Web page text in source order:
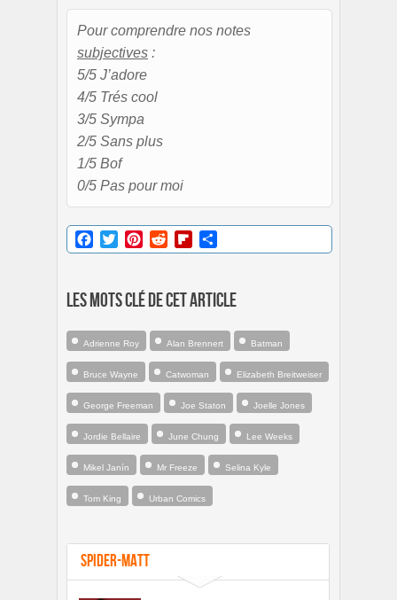
Pour comprendre nos notes
subjectives :
5/5 J’adore
4/5 Trés cool
3/5 Sympa
2/5 Sans plus
1/5 Bof
0/5 Pas pour moi
Facebook
TwitterPinterestRedditFlipboard
Les mots clé de cet article
Adrienne Roy Alan Brennert Batman
Bruce Wayne Catwoman Elizabeth Breitweiser
George Freeman Joe Staton Joelle Jones
Jordie Bellaire June Chung Lee Weeks
Mikel Janín Mr Freeze Selina Kyle
Tom King Urban Comics
Spider-Matt